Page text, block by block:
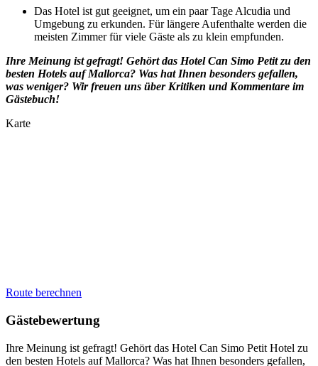
Das Hotel ist gut geeignet, um ein paar Tage Alcudia und
Umgebung zu erkunden. Für längere Aufenthalte werden die
meisten Zimmer für viele Gäste als zu klein empfunden.
Ihre Meinung ist gefragt! Gehört das Hotel Can Simo Petitzu den
besten Hotels auf Mallorca? Was hat Ihnen besonders gefallen,
was weniger? Wir freuen uns über Kritiken und Kommentare im
Gästebuch!
Karte
Route berechnen
Gästebewertung
Ihre Meinung ist gefragt! Gehört das Hotel Can Simo Petit Hotel zu
den besten Hotels auf Mallorca? Was hat Ihnen besonders gefallen,